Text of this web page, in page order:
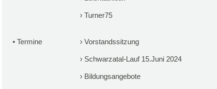
› Turner75
• Termine › Vorstandssitzung
› Schwarzatal-Lauf 15.Juni 2024
› Bildungsangebote